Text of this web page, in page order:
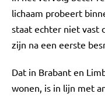
lichaam probeert
staat echter niet vast
zijn na een eerste
Dat in Brabant en
wonen, is in lijn met